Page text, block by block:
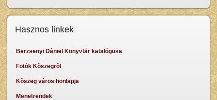
Hasznos linkek
Berzsenyi Dániel Könyvtár katalógusa
Fotók Kőszegről
Kőszeg város honlapja
Menetrendek